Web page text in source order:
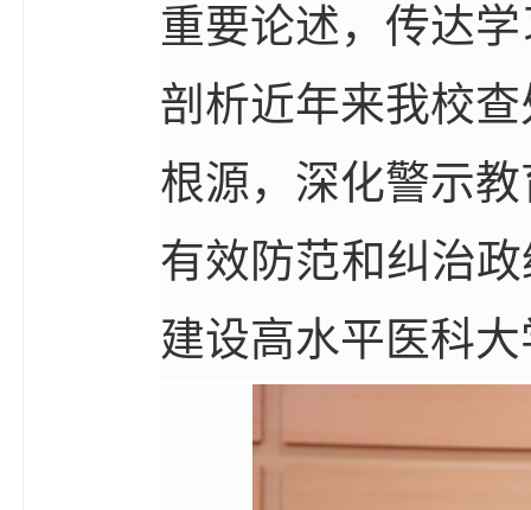
重要论述，传达
剖析近年来我校
根源，深化警示
有效防范和纠治
建设高水平医科